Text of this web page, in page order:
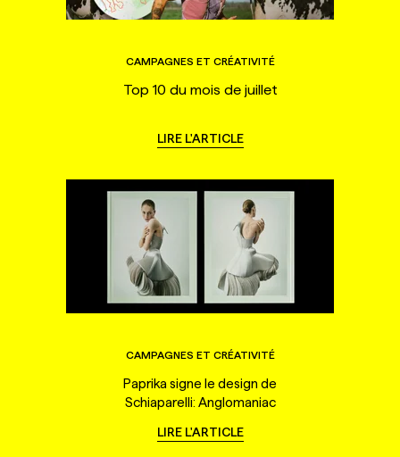
CAMPAGNES ET CRÉATIVITÉ
Top 10 du mois de juillet
LIRE L'ARTICLE
CAMPAGNES ET CRÉATIVITÉ
Paprika signe le design de
Schiaparelli: Anglomaniac
LIRE L'ARTICLE